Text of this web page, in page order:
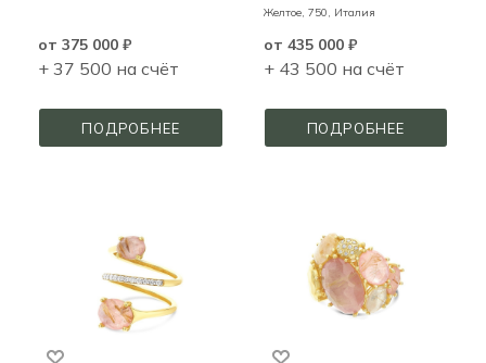
от 375 000 ₽
+ 37 500 на счёт
ПОДРОБНЕЕ
Желтое, 750, Италия
от 435 000 ₽
+ 43 500 на счёт
ПОДРОБНЕЕ